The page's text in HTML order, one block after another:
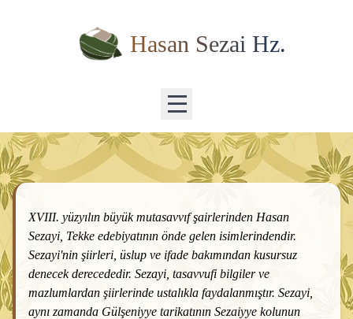
Hasan Sezai Hz.
XVIII. yüzyılın büyük mutasavvıf şairlerinden Hasan
Sezayi, Tekke edebiyatının önde gelen isimlerindendir.
Sezayi'nin şiirleri, üslup ve ifade bakımından kusursuz
denecek derecededir. Sezayi, tasavvufi bilgiler ve
mazlumlardan şiirlerinde ustalıkla faydalanmıştır. Sezayi,
aynı zamanda Gülşeniyye tarikatının Sezaiyye kolunun